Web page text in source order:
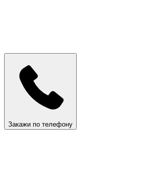
Закажи по телефону